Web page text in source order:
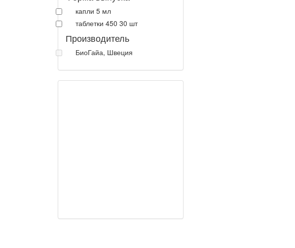
капли 5 мл
таблетки 450 30 шт
Производитель
БиоГайа, Швеция